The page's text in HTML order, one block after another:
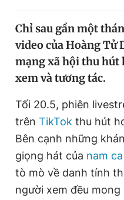
Tin thị trường
Video
Sản phẩm khác
Tiện ích
Thông tin tòa soạn
Đăng xuất
Chỉ sau gần một
video của Hoàng Tử
mạng xã hội thu hút
xem và tương tác.
Tối 20.5, phiên
trên TikTok thu hút
Bên cạnh những
giọng hát của nam
tò mò về danh tính
người xem đều